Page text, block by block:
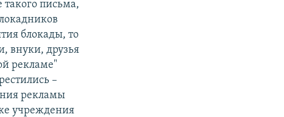
письма,
блокады, то
внуки, друзья
рекламе"
–
рекламы
учреждения